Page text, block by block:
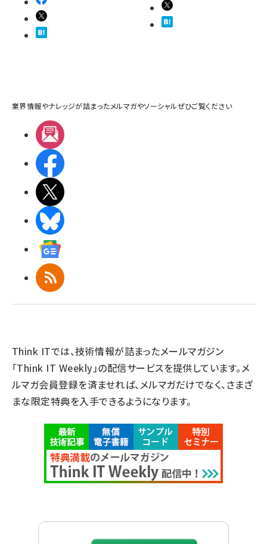
業界情報やナレッジが詰まったメルマガやソーシャルぜひご覧ください
RSS
Think ITでは、技術情報が詰まったメールマガジン
「Think IT Weekly」の配信サービスを提供しています。メ
ルマガ会員登録を済ませれば、メルマガだけでなく、さまざ
まな限定特典を入手できるようになります。